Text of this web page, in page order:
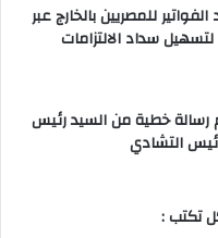
للمصريين بالخارج عبر
سداد الالتزامات
رسالة خطية من السيد رئيس
التشادي
تكتب :